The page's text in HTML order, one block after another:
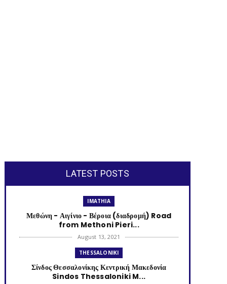
LATEST POSTS
IMATHIA
Μεθώνη - Αιγίνιο - Βέροια (διαδρομή) Road
from Methoni Pieri...
August 13, 2021
THESSALONIKI
Σίνδος Θεσσαλονίκης Κεντρική Μακεδονία
Sindos Thessaloniki M...